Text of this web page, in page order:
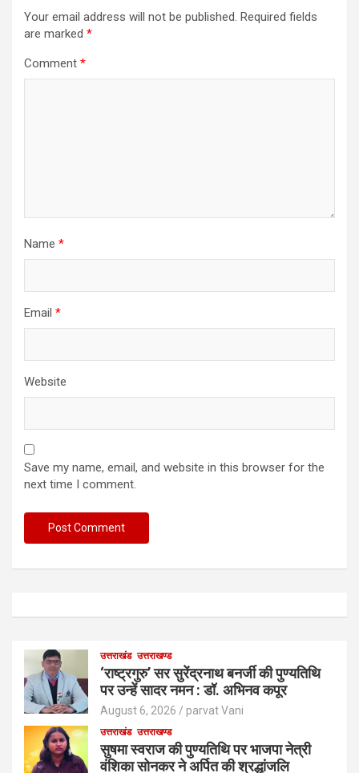
Your email address will not be published. Required fields
are marked *
Comment *
Name *
Email *
Website
Save my name, email, and website in this browser for the
next time I comment.
उत्तराखंड उत्तराखण्ड
‘राष्ट्रगुरु’ सर सुरेंद्रनाथ बनर्जी की पुण्यतिथि
पर उन्हें सादर नमन : डॉ. अभिनव कपूर
August 6, 2026 parvat Vani
उत्तराखंड उत्तराखण्ड
सुषमा स्वराज की पुण्यतिथि पर भाजपा नेत्री
वंशिका सोनकर ने अर्पित की श्रद्धांजलि